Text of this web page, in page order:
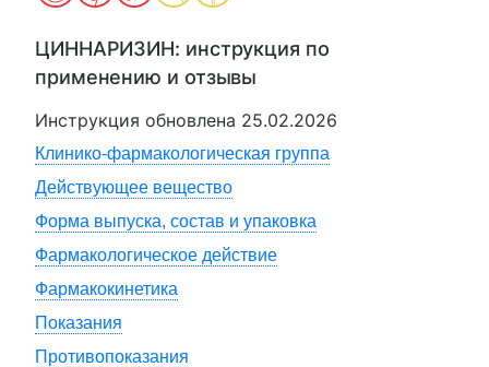
ЦИННАРИЗИН: инструкция по
применению и отзывы
Инструкция обновлена 25.02.2026
Клинико-фармакологическая группа
Действующее вещество
Форма выпуска, состав и упаковка
Фармакологическое действие
Фармакокинетика
Показания
Противопоказания